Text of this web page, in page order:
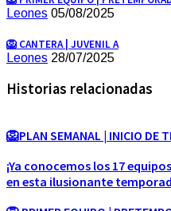
Leones 05/08/2025
🦁 CANTERA | JUVENIL A
Leones 28/07/2025
Historias relacionadas
🦁PLAN SEMANAL | INICIO DE
¡Ya conocemos los 17
en esta ilusionante